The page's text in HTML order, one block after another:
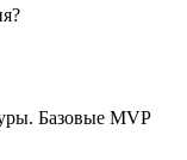
Базовые MVP